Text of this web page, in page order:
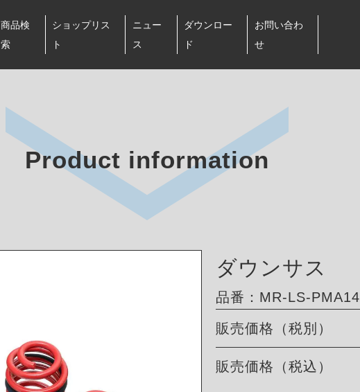
商品検
索
ショップリス
ト
ニュー
ス
ダウンロー
ド
お問い合わ
せ
Product information
ダウンサス
品番：MR-LS-PMA14
販売価格（税別）
販売価格（税込）